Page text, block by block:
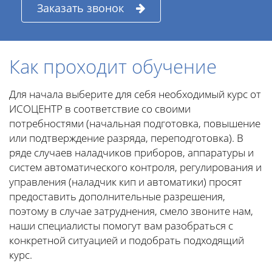
Заказать звонок
Как проходит обучение
Для начала выберите для себя необходимый курс от
ИСОЦЕНТР в соответствие со своими
потребностями (начальная подготовка, повышение
или подтверждение разряда, переподготовка). В
ряде случаев наладчиков приборов, аппаратуры и
систем автоматического контроля, регулирования и
управления (наладчик кип и автоматики) просят
предоставить дополнительные разрешения,
поэтому в случае затруднения, смело звоните нам,
наши специалисты помогут вам разобраться с
конкретной ситуацией и подобрать подходящий
курс.